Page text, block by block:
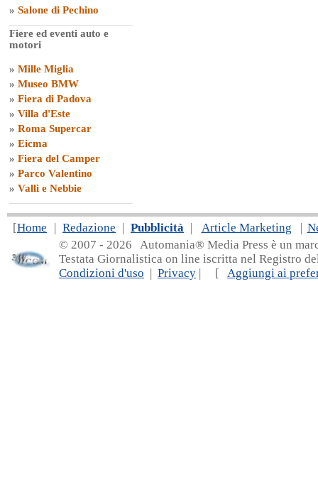
» Salone di Pechino
Fiere ed eventi auto e
motori
» Mille Miglia
» Museo BMW
» Fiera di Padova
» Villa d'Este
» Roma Supercar
» Eicma
» Fiera del Camper
» Parco Valentino
» Valli e Nebbie
[Home | Redazione | Pubblicità | Article Marketing |
© 2007 - 2026 Automania® Media Press è un
Testata Giornalistica on line iscritta nel Registro
Condizioni d'uso | Privacy | [ Aggiungi ai